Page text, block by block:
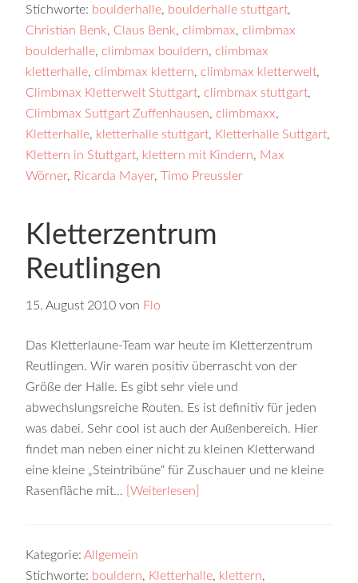
Stichworte: boulderhalle, boulderhalle stuttgart,
Christian Benk, Claus Benk, climbmax, climbmax
boulderhalle, climbmax bouldern, climbmax
kletterhalle, climbmax klettern, climbmax kletterwelt,
Climbmax Kletterwelt Stuttgart, climbmax stuttgart,
Climbmax Suttgart Zuffenhausen, climbmaxx,
Kletterhalle, kletterhalle stuttgart, Kletterhalle Suttgart,
Klettern in Stuttgart, klettern mit Kindern, Max
Wörner, Ricarda Mayer,Timo Preussler
Kletterzentrum
Reutlingen
15. August 2010 von Flo
Das Kletterlaune-Team war heute im Kletterzentrum
Reutlingen. Wir waren positiv überrascht von der
Größe der Halle. Es gibt sehr viele und
abwechslungsreiche Routen. Es ist definitiv für jeden
was dabei. Sehr cool ist auch der Außenbereich. Hier
findet man neben einer nicht zu kleinen Kletterwand
eine kleine „Steintribüne“ für Zuschauer und ne kleine
Rasenfläche mit…
[Weiterlesen]
Kategorie:Allgemein
Stichworte: bouldern, Kletterhalle, klettern,